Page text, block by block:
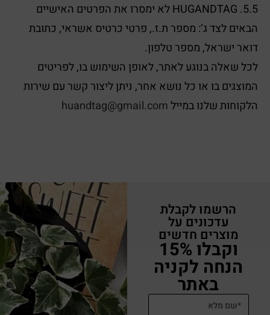
5.5. HUGANDTAG לא ימסרו את הפרטים האישיים
הבאים לצד ג’: מספר ת.ז., פרטי כרטיס אשראי, כתובת
דואר ישראל, מספר טלפון.
לכל שאלה בנוגע לאתר, לאופן השימוש בו, לפריטים
המוצגים בו או כל נושא אחר, ניתן ליצור קשר עם שירות
הלקוחות שלנו במייל huandtag@gmail.com
הרשמו לקבלת
עדכונים על
מוצרים חדשים
וקבלו 15%
הנחה לקניה
באתר